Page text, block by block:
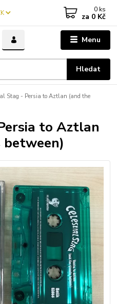
Menu
Hledat
0 ks
za 0 Kč
Stag - Persia to Aztlan (and the
to Aztlan